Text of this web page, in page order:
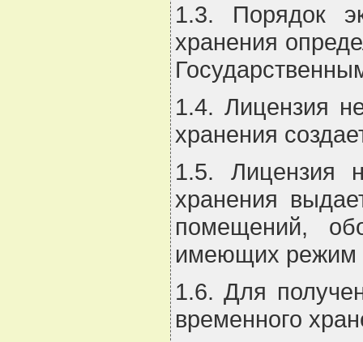
1.3. Порядок
хранения
1.4. Лицензия
хранения
1.5. Лицензия
хранения
помещений,
имеющих режим
1.6. Для
временного